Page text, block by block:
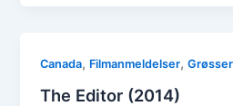
Canada, Filmanmeldelser,
The Editor (2014)